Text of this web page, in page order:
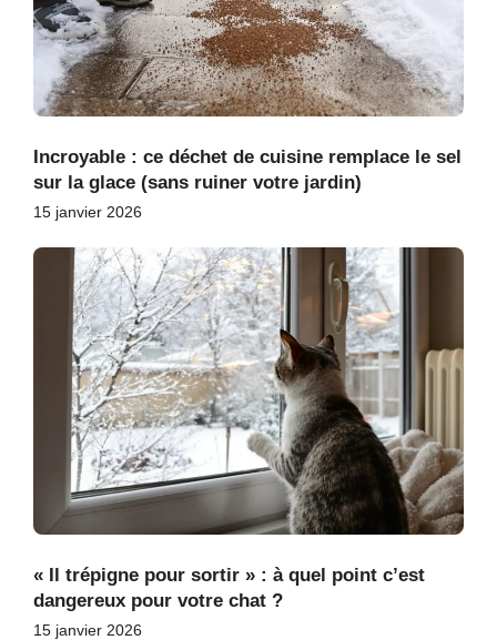
Incroyable : ce déchet de cuisine remplace le sel
sur la glace (sans ruiner votre jardin)
15 janvier 2026
« Il trépigne pour sortir » : à quel point c’est
dangereux pour votre chat ?
15 janvier 2026